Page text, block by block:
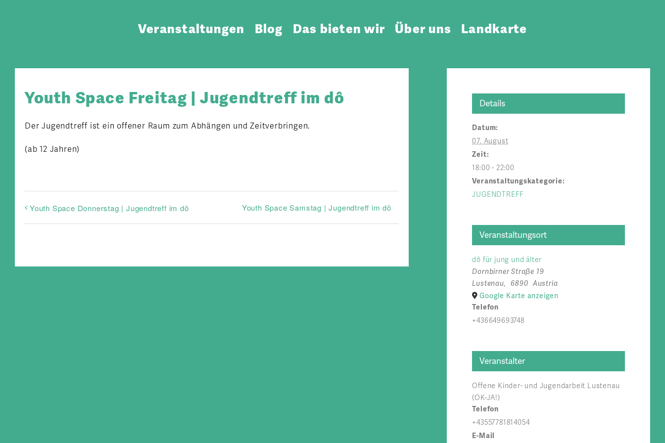
Veranstaltungen Blog Das bieten wir Über uns Landkarte
Youth Space Freitag | Jugendtreff im dô
Der Jugendtreff ist ein offener Raum zum Abhängen und Zeitverbringen.
(ab 12 Jahren)
Youth Space Donnerstag | Jugendtreff im dô Youth Space Samstag | Jugendtreff im dô
Details
Datum:
07. August
Zeit:
18:00 - 22:00
Veranstaltungskategorie:
JUGENDTREFF
Veranstaltungsort
dô für jung und älter
Dornbirner Straße 19
Lustenau, 6890 Austria
Google Karte anzeigen
Telefon
+436649693748
Veranstalter
Offene Kinder- und Jugendarbeit Lustenau
(OK-JA!)
Telefon
+43557781814054
E-Mail